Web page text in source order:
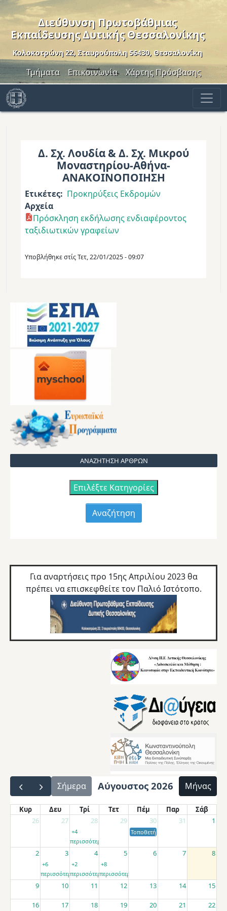
Παράκαμψη προς το κυρίως περιεχόμενο
Διεύθυνση Πρωτοβάθμιας
Εκπαίδευσης Δυτικής Θεσσαλονίκης
Κολοκοτρώνη 22, Σταυρούπολη 56430, Θεσσαλονίκη
Header Menu
Τμήματα Επικοινωνία Χάρτης Πρόσβασης
ΑΝΑΖΗΤΗΣΗ ΑΡΘΡΩΝ
Επιλέξτε Κατηγορίες
Δ. Σχ. Λουδία & Δ. Σχ. Μικρού
Μοναστηρίου-Αθήνα-
ΑΝΑΚΟΙΝΟΠΟΙΗΣΗ
Ετικέτες
Προκηρύξεις Εκδρομών
Αρχεία
Πρόσκληση εκδήλωσης ενδιαφέροντος
ταξιδιωτικών γραφείων
Υποβλήθηκε στίςΤετ, 22/01/2025 - 09:07
Για αναρτήσεις προ 15ης Απριλίου 2023 θα
πρέπει να επισκεφθείτε τον Παλιό Ιστότοπο.
Σήμερα Αύγουστος 2026 Μήνας
Κυρ Δευ Τρί Τετ Πέμ Παρ
Σάβ
26
27 28 29 30 31 1
+4
περισσότερα
Τοποθετήσεις αποσπασμένων
2 3 4 5 6 7 8
+6
περισσότερα
+2
περισσότερα
+8
περισσότερα
9 10 11 12 13 14 15
16 17 18 19 20 21 22